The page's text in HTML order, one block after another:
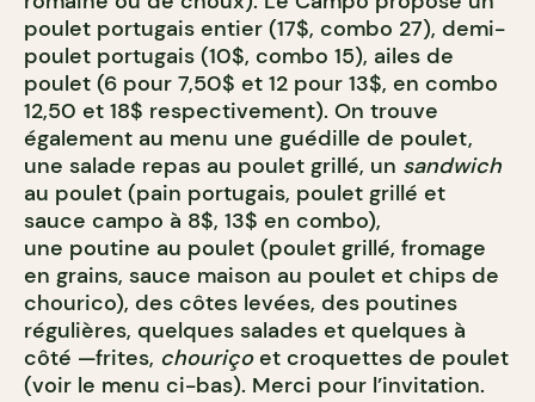
poulet portugais entier (17$, combo 27), demi-
poulet portugais (10$, combo 15), ailes de
poulet (6 pour 7,50$ et 12 pour 13$, en combo
12,50 et 18$ respectivement). On trouve
également au menu une guédille de poulet,
une salade repas au poulet grillé, un sandwich
au poulet (pain portugais, poulet grillé et
sauce campo à 8$, 13$ en combo),
une poutine au poulet (poulet grillé, fromage
en grains, sauce maison au poulet et chips de
chourico), des côtes levées, des poutines
régulières, quelques salades et quelques à
côté —frites, chouriçoet croquettes de poulet
(voir le menu ci-bas). Merci pour l’invitation.